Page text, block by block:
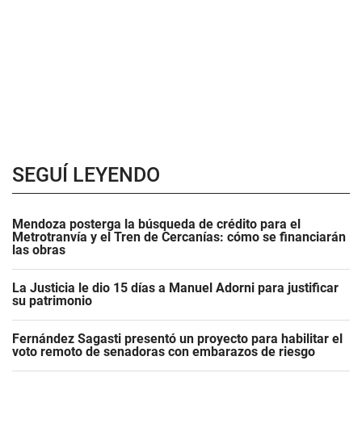
SEGUÍ LEYENDO
Mendoza posterga la búsqueda de crédito para el
Metrotranvía y el Tren de Cercanías: cómo se financiarán
las obras
La Justicia le dio 15 días a Manuel Adorni para justificar
su patrimonio
Fernández Sagasti presentó un proyecto para habilitar el
voto remoto de senadoras con embarazos de riesgo